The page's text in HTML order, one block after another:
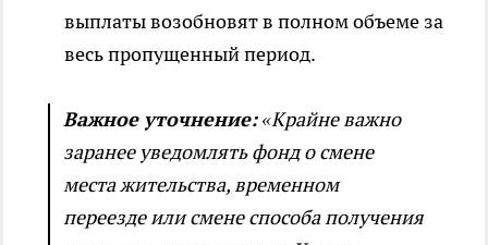
выплаты возобновят в полном объеме за
весь пропущенный период.
Важное уточнение:«Крайне важно
заранее уведомлять фонд о смене
места жительства, временном
переезде или смене способа получения